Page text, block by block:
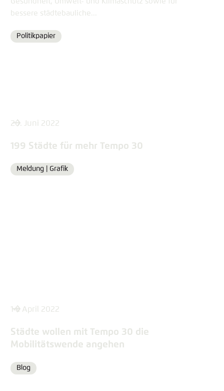
bessere städtebauliche...
Format
Politikpapier
20. Juni 2022
199 Städte für mehr Tempo 30
Format
Meldung | Grafik
14. April 2022
Städte wollen mit Tempo 30 die
Mobilitätswende angehen
Format
Blog